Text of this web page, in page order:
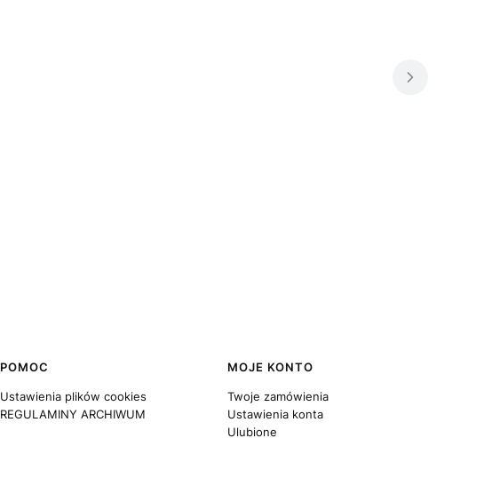
POMOC
Ustawienia plików cookies
REGULAMINY ARCHIWUM
MOJE KONTO
Twoje zamówienia
Ustawienia konta
Ulubione